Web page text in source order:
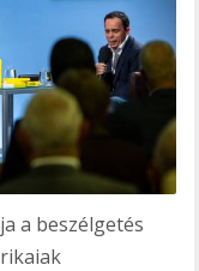
a beszélgetés